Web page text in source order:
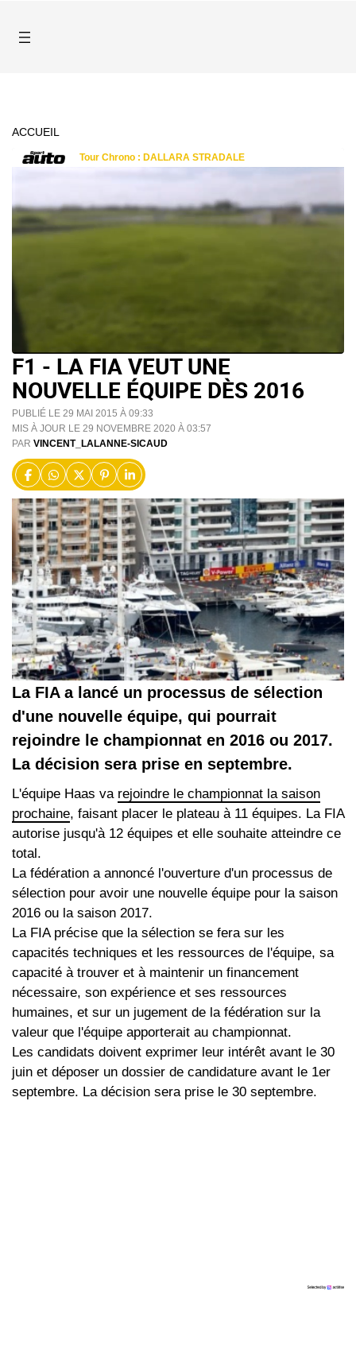
ACCUEIL
F1 - LA FIA VEUT UNE
NOUVELLE ÉQUIPE DÈS 2016
PUBLIÉ LE 29 MAI 2015 À 09:33
MIS À JOUR LE 29 NOVEMBRE 2020 À 03:57
PAR VINCENT_LALANNE-SICAUD
La FIA a lancé un processus de sélection
d'une nouvelle équipe, qui pourrait
rejoindre le championnat en 2016 ou 2017.
La décision sera prise en septembre.
L'équipe Haas va rejoindre le championnat la saison
prochaine, faisant placer le plateau à 11 équipes. La FIA
autorise jusqu'à 12 équipes et elle souhaite atteindre ce
total.
La fédération a annoncé l'ouverture d'un processus de
sélection pour avoir une nouvelle équipe pour la saison
2016 ou la saison 2017.
La FIA précise que la sélection se fera sur les
capacités techniques et les ressources de l'équipe, sa
capacité à trouver et à maintenir un financement
nécessaire, son expérience et ses ressources
humaines, et sur un jugement de la fédération sur la
valeur que l'équipe apporterait au championnat.
Les candidats doivent exprimer leur intérêt avant le 30
juin et déposer un dossier de candidature avant le 1er
septembre. La décision sera prise le 30 septembre.